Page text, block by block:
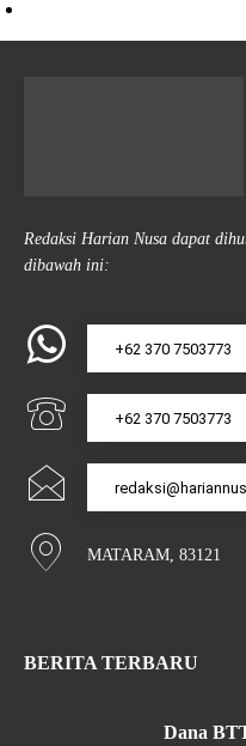
Redaksi Harian Nusa dapat
dibawah ini:
+62 370 7503773
+62 370 7503773
MATARAM, 83121
BERITA TERBARU
Dana